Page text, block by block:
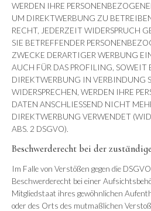
WERDEN IHRE
UM DIREKTWERBUNG ZU
RECHT, JEDERZEIT WIDERSPRUCH
SIE BETREFFENDER
ZWECKE DERARTIGER WERBUNG
AUCH FÜR DAS PROFILING, SOWEIT
DIREKTWERBUNG IN VERBINDUNG
WIDERSPRECHEN, WERDEN IHRE
DATEN ANSCHLIESSEND NICHT
DIREKTWERBUNG VERWENDET
ABS. 2 DSGVO).
Beschwerderecht bei der
Im Falle von Verstößen gegen die
Beschwerderecht bei einer
Mitgliedstaat ihres gewöhnlichen
oder des Orts des mutmaßlichen